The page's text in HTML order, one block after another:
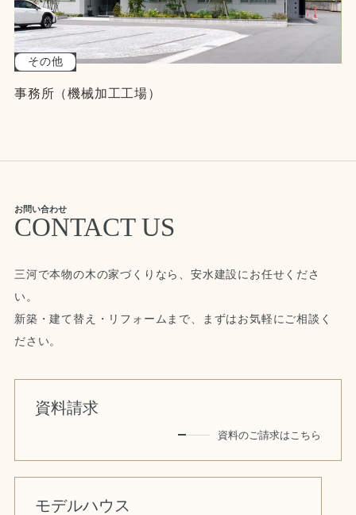
その他
事務所（機械加工工場）
お問い合わせ
CONTACT US
三河で本物の木の家づくりなら、安水建設にお任せくださ
い。
新築・建て替え・リフォームまで、まずはお気軽にご相談く
ださい。
資料請求
資料のご請求はこちら
モデルハウス